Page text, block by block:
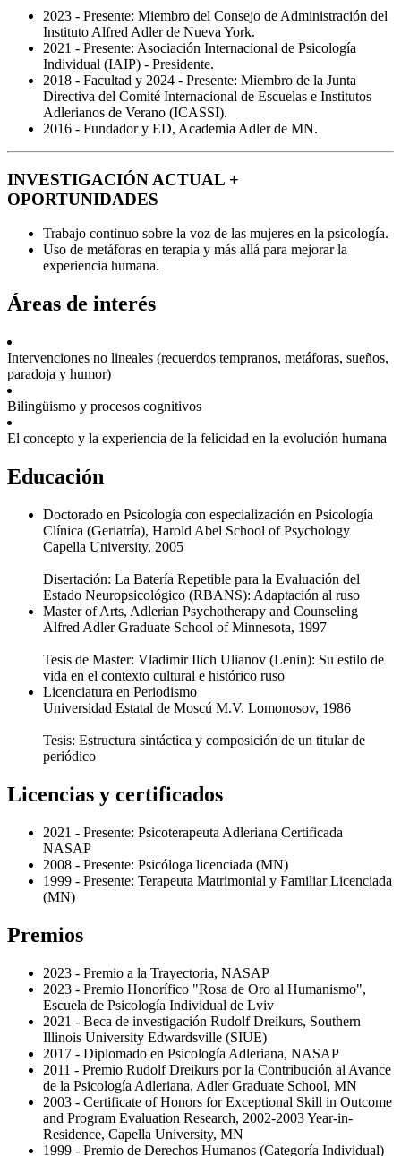
2023 - Presente: Miembro del Consejo de Administración del
Instituto Alfred Adler de Nueva York.
2021 - Presente: Asociación Internacional de Psicología
Individual (IAIP) - Presidente.
2018 - Facultad y 2024 - Presente: Miembro de la Junta
Directiva del Comité Internacional de Escuelas e Institutos
Adlerianos de Verano (ICASSI).
2016 - Fundador y ED, Academia Adler de MN.
INVESTIGACIÓN ACTUAL +
OPORTUNIDADES
Trabajo continuo sobre la voz de las mujeres en la psicología.
Uso de metáforas en terapia y más allá para mejorar la
experiencia humana.
Áreas de interés
Intervenciones no lineales (recuerdos tempranos, metáforas, sueños,
paradoja y humor)
Bilingüismo y procesos cognitivos
El concepto y la experiencia de la felicidad en la evolución humana
Educación
Doctorado en Psicología con especialización en Psicología
Clínica (Geriatría), Harold Abel School of Psychology
Capella University, 2005
Disertación: La Batería Repetible para la Evaluación del
Estado Neuropsicológico (RBANS): Adaptación al ruso
Master of Arts, Adlerian Psychotherapy and Counseling
Alfred Adler Graduate School of Minnesota, 1997
Tesis de Master: Vladimir Ilich Ulianov (Lenin): Su estilo de
vida en el contexto cultural e histórico ruso
Licenciatura en Periodismo
Universidad Estatal de Moscú M.V. Lomonosov, 1986
Tesis: Estructura sintáctica y composición de un titular de
periódico
Licencias y certificados
2021 - Presente: Psicoterapeuta Adleriana Certificada
NASAP
2008 - Presente: Psicóloga licenciada (MN)
1999 - Presente: Terapeuta Matrimonial y Familiar Licenciada
(MN)
Premios
2023 - Premio a la Trayectoria, NASAP
2023 - Premio Honorífico "Rosa de Oro al Humanismo",
Escuela de Psicología Individual de Lviv
2021 - Beca de investigación Rudolf Dreikurs, Southern
Illinois University Edwardsville (SIUE)
2017 - Diplomado en Psicología Adleriana, NASAP
2011 - Premio Rudolf Dreikurs por la Contribución al Avance
de la Psicología Adleriana, Adler Graduate School, MN
2003 - Certificate of Honors for Exceptional Skill in Outcome
and Program Evaluation Research, 2002-2003 Year-in-
Residence, Capella University, MN
1999 - Premio de Derechos Humanos (Categoría Individual)